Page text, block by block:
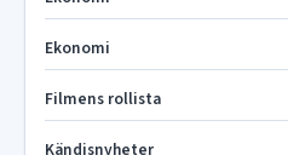
Ekonomi
Filmens rollista
Kändisnyheter